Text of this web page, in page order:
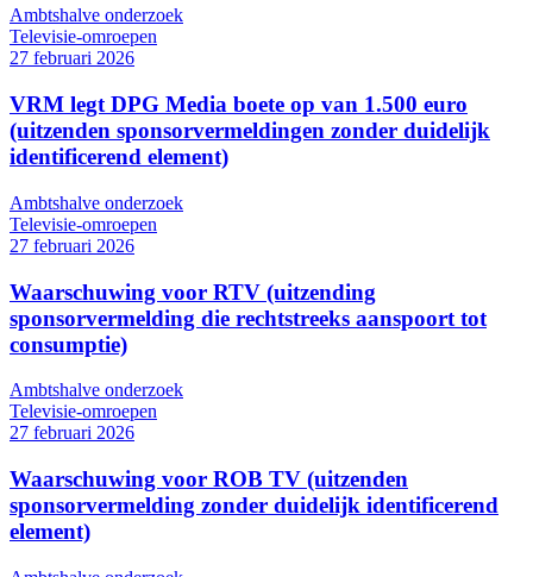
Ambtshalve onderzoek
Televisie-omroepen
27 februari 2026
VRM legt DPG Media boete op van 1.500 euro
(uitzenden sponsorvermeldingen zonder duidelijk
identificerend element)
Ambtshalve onderzoek
Televisie-omroepen
27 februari 2026
Waarschuwing voor RTV (uitzending
sponsorvermelding die rechtstreeks aanspoort tot
consumptie)
Ambtshalve onderzoek
Televisie-omroepen
27 februari 2026
Waarschuwing voor ROB TV (uitzenden
sponsorvermelding zonder duidelijk identificerend
element)